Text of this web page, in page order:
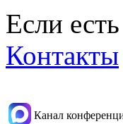
Если
Контакты
Канал